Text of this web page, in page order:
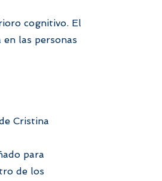
cognitivo. El
las personas
Cristina
para
de los